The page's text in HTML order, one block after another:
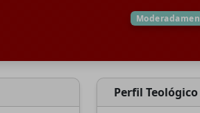
Perfil Teológico